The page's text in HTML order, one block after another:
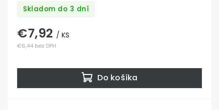
Skladom do 3 dní
€6,44 bez DPH
€7,92 / KS
Do košíka